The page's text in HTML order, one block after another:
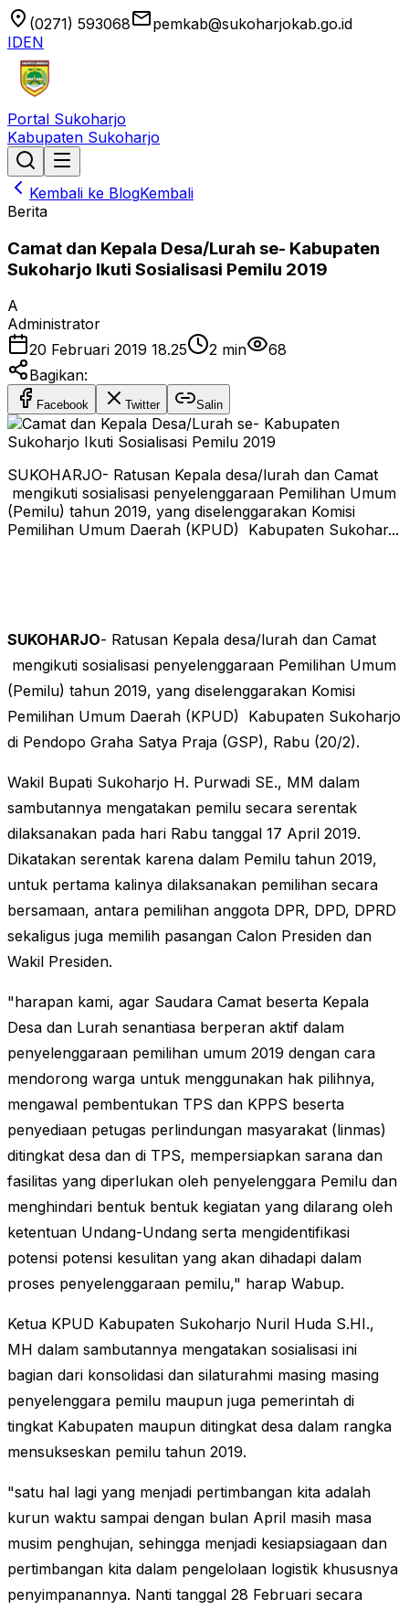
location_on (0271) 593068emailpemkab@sukoharjokab.go.id
IDEN
Portal Sukoharjo
Kabupaten Sukoharjo
Kembali ke BlogKembali
Berita
Camat dan Kepala Desa/Lurah se- Kabupaten
Sukoharjo Ikuti Sosialisasi Pemilu 2019
A
Administrator
20 Februari 2019 18.25
2 min
68
Bagikan:
Facebook Twitter Salin
SUKOHARJO- Ratusan Kepala desa/lurah dan Camat
mengikuti sosialisasi penyelenggaraan Pemilihan Umum
(Pemilu) tahun 2019, yang diselenggarakan Komisi
Pemilihan Umum Daerah (KPUD) Kabupaten Sukohar...
SUKOHARJO- Ratusan Kepala desa/lurah dan Camat
mengikuti sosialisasi penyelenggaraan Pemilihan Umum
(Pemilu) tahun 2019, yang diselenggarakan Komisi
Pemilihan Umum Daerah (KPUD) Kabupaten Sukoharjo
di Pendopo Graha Satya Praja (GSP), Rabu (20/2).
Wakil Bupati Sukoharjo H. Purwadi SE., MM dalam
sambutannya mengatakan pemilu secara serentak
dilaksanakan pada hari Rabu tanggal 17 April 2019.
Dikatakan serentak karena dalam Pemilu tahun 2019,
untuk pertama kalinya dilaksanakan pemilihan secara
bersamaan, antara pemilihan anggota DPR, DPD, DPRD
sekaligus juga memilih pasangan Calon Presiden dan
Wakil Presiden.
"harapan kami, agar Saudara Camat beserta Kepala
Desa dan Lurah senantiasa berperan aktif dalam
penyelenggaraan pemilihan umum 2019 dengan cara
mendorong warga untuk menggunakan hak pilihnya,
mengawal pembentukan TPS dan KPPS beserta
penyediaan petugas perlindungan masyarakat (linmas)
ditingkat desa dan di TPS, mempersiapkan sarana dan
fasilitas yang diperlukan oleh penyelenggara Pemilu dan
menghindari bentuk bentuk kegiatan yang dilarang oleh
ketentuan Undang-Undang serta mengidentifikasi
potensi potensi kesulitan yang akan dihadapi dalam
proses penyelenggaraan pemilu," harap Wabup.
Ketua KPUD Kabupaten Sukoharjo Nuril Huda S.HI.,
MH dalam sambutannya mengatakan sosialisasi ini
bagian dari konsolidasi dan silaturahmi masing masing
penyelenggara pemilu maupun juga pemerintah di
tingkat Kabupaten maupun ditingkat desa dalam rangka
mensukseskan pemilu tahun 2019.
"satu hal lagi yang menjadi pertimbangan kita adalah
kurun waktu sampai dengan bulan April masih masa
musim penghujan, sehingga menjadi kesiapsiagaan dan
pertimbangan kita dalam pengelolaan logistik khususnya
penyimpanannya. Nanti tanggal 28 Februari secara